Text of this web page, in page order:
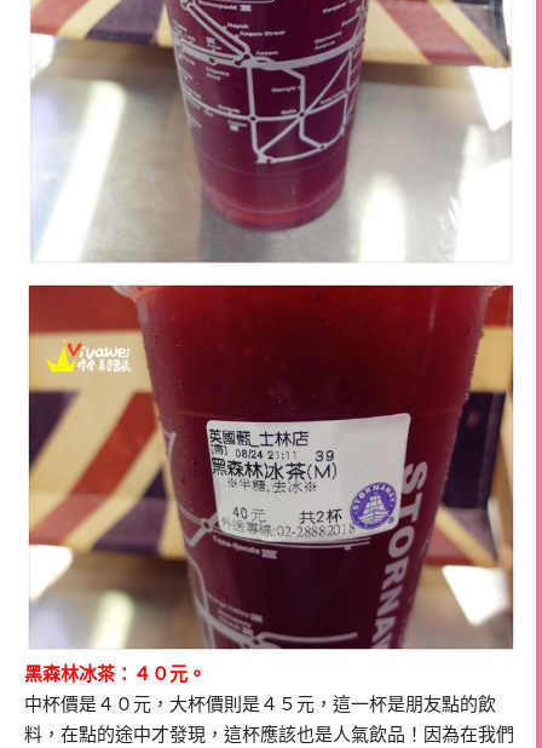
黑森林冰茶：４０元。
中杯價是４０元，大杯價則是４５元，這一杯是朋友點的飲
料，在點的途中才發現，這杯應該也是人氣飲品！因為在我們